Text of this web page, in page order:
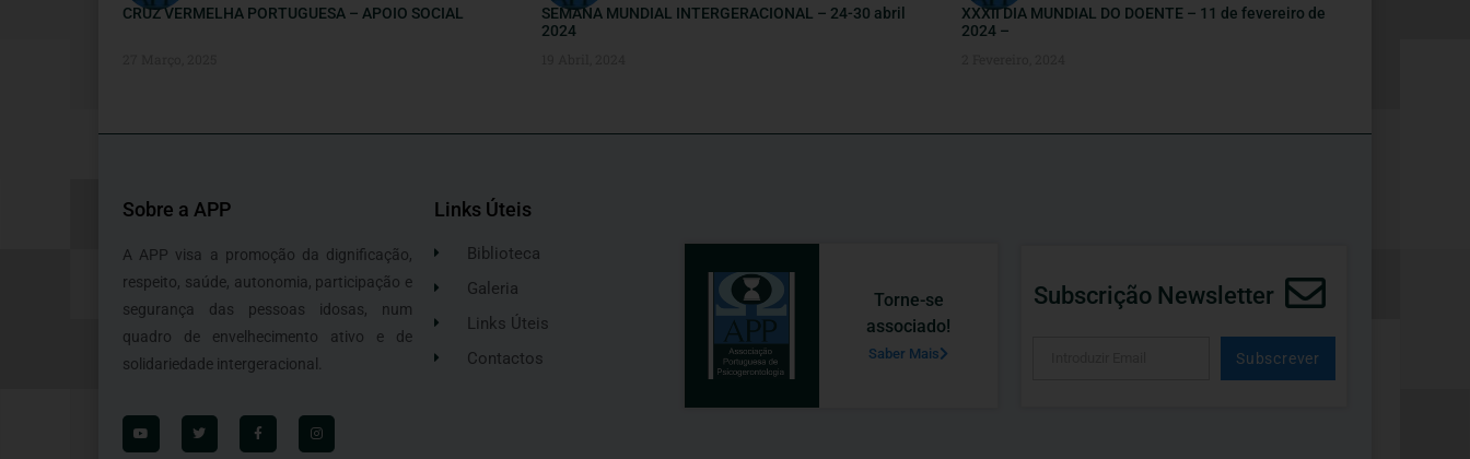
CRUZ VERMELHA PORTUGUESA – APOIO SOCIAL
SEMANA MUNDIAL INTERGERACIONAL – 24-30 abril
2024
XXXII DIA MUNDIAL DO DOENTE – 11 de fevereiro de
2024 –
Sobre a APP
A APP visa a promoção da dignificação,
respeito, saúde, autonomia, participação e
segurança das pessoas idosas, num
quadro de envelhecimento ativo e de
solidariedade intergeracional.
Links Úteis
Biblioteca
Galeria
Links Úteis
Contactos
Torne-se
associado!
Saber Mais
Subscrição Newsletter
Subscrever